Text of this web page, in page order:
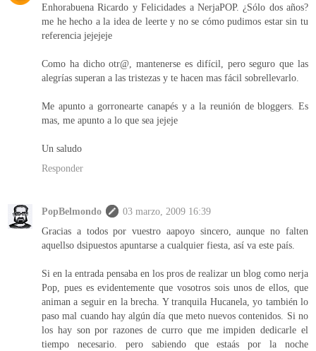
Enhorabuena Ricardo y Felicidades a NerjaPOP. ¿Sólo dos años?
me he hecho a la idea de leerte y no se cómo pudimos estar sin tu
referencia jejejeje
Como ha dicho otr@, mantenerse es difícil, pero seguro que las
alegrías superan a las tristezas y te hacen mas fácil sobrellevarlo.
Me apunto a gorronearte canapés y a la reunión de bloggers. Es
mas, me apunto a lo que sea jejeje
Un saludo
Responder
PopBelmondo
03 marzo, 2009 16:39
Gracias a todos por vuestro aapoyo sincero, aunque no falten
aquellso dsipuestos apuntarse a cualquier fiesta, así va este país.
Si en la entrada pensaba en los pros de realizar un blog como nerja
Pop, pues es evidentemente que vosotros sois unos de ellos, que
animan a seguir en la brecha. Y tranquila Hucanela, yo también lo
paso mal cuando hay algún día que meto nuevos contenidos. Si no
los hay son por razones de curro que me impiden dedicarle el
tiempo necesario. pero sabiendo que estaás por la noche